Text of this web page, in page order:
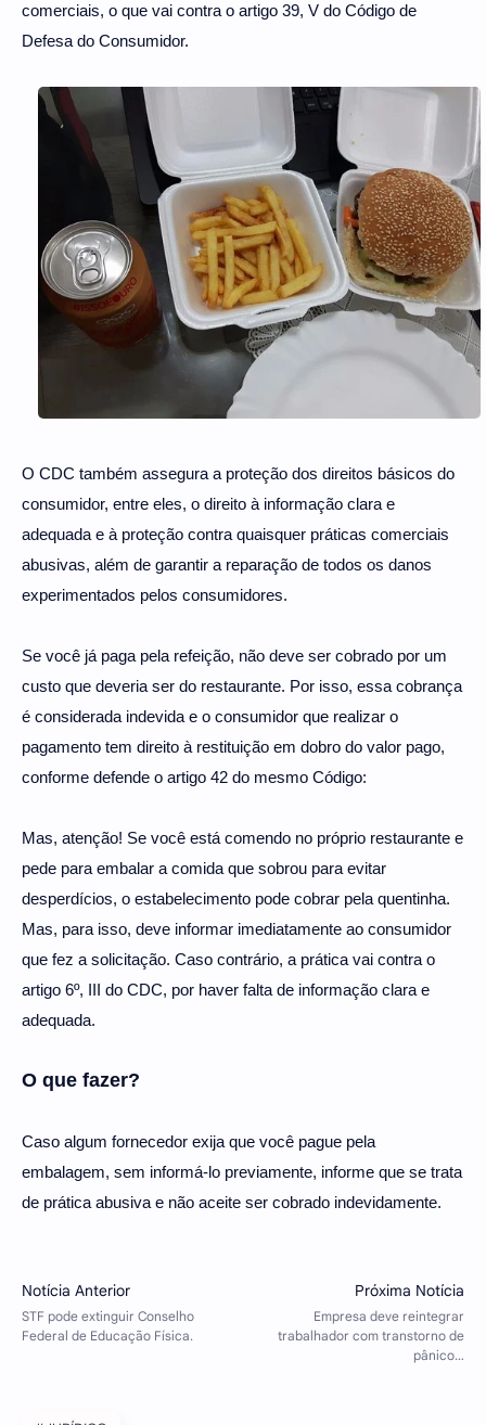
comerciais, o que vai contra o artigo 39, V do Código de
Defesa do Consumidor.
O CDC também assegura a proteção dos direitos básicos do
consumidor, entre eles, o direito à informação clara e
adequada e à proteção contra quaisquer práticas comerciais
abusivas, além de garantir a reparação de todos os danos
experimentados pelos consumidores.
Se você já paga pela refeição, não deve ser cobrado por um
custo que deveria ser do restaurante. Por isso, essa cobrança
é considerada indevida e o consumidor que realizar o
pagamento tem direito à restituição em dobro do valor pago,
conforme defende o artigo 42 do mesmo Código:
Mas, atenção! Se você está comendo no próprio restaurante e
pede para embalar a comida que sobrou para evitar
desperdícios, o estabelecimento pode cobrar pela quentinha.
Mas, para isso, deve informar imediatamente ao consumidor
que fez a solicitação. Caso contrário, a prática vai contra o
artigo 6º, III do CDC, por haver falta de informação clara e
adequada.
O que fazer?
Caso algum fornecedor exija que você pague pela
embalagem, sem informá-lo previamente, informe que se trata
de prática abusiva e não aceite ser cobrado indevidamente.